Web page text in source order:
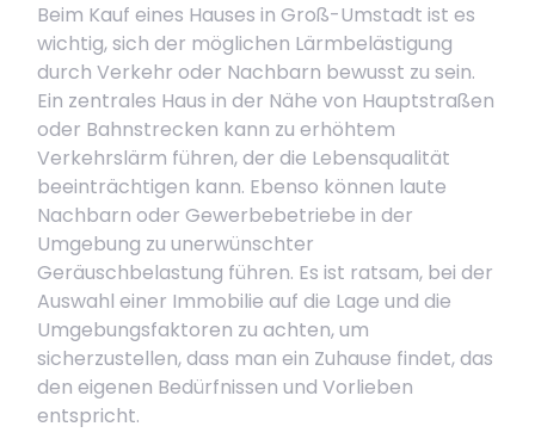
Beim Kauf eines Hauses in Groß-Umstadt ist es
wichtig, sich der möglichen Lärmbelästigung
durch Verkehr oder Nachbarn bewusst zu sein.
Ein zentrales Haus in der Nähe von Hauptstraßen
oder Bahnstrecken kann zu erhöhtem
Verkehrslärm führen, der die Lebensqualität
beeinträchtigen kann. Ebenso können laute
Nachbarn oder Gewerbebetriebe in der
Umgebung zu unerwünschter
Geräuschbelastung führen. Es ist ratsam, bei der
Auswahl einer Immobilie auf die Lage und die
Umgebungsfaktoren zu achten, um
sicherzustellen, dass man ein Zuhause findet, das
den eigenen Bedürfnissen und Vorlieben
entspricht.